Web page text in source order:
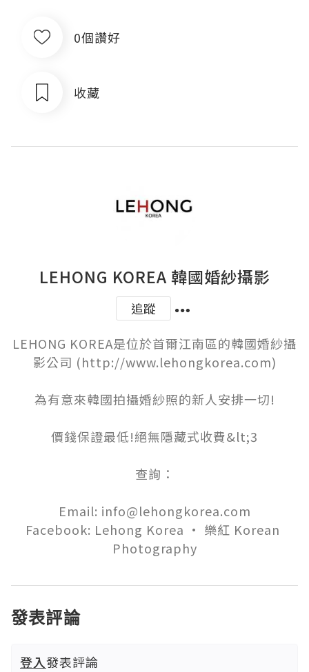
0個讚好
收藏
LEHONG KOREA 韓國婚紗攝影
追蹤
LEHONG KOREA是位於首爾江南區的韓國婚紗攝
影公司 (http://www.lehongkorea.com)
為有意來韓國拍攝婚紗照的新人安排一切!
價錢保證最低!絕無隱藏式收費&lt;3
查詢：
Email: info@lehongkorea.com
Facebook: Lehong Korea • 樂紅 Korean
Photography
發表評論
登入發表評論